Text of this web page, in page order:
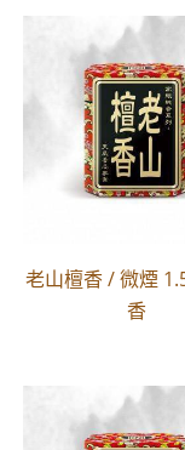
老山檀香 / 微煙
香